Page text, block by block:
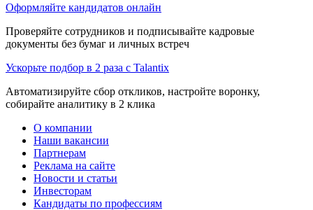
Оформляйте кандидатов онлайн
Проверяйте сотрудников и подписывайте кадровые
документы без бумаг и личных встреч
Ускорьте подбор в 2 раза с Talantix
Автоматизируйте сбор откликов, настройте воронку,
собирайте аналитику в 2 клика
О компании
Наши вакансии
Партнерам
Реклама на сайте
Новости и статьи
Инвесторам
Кандидаты по профессиям